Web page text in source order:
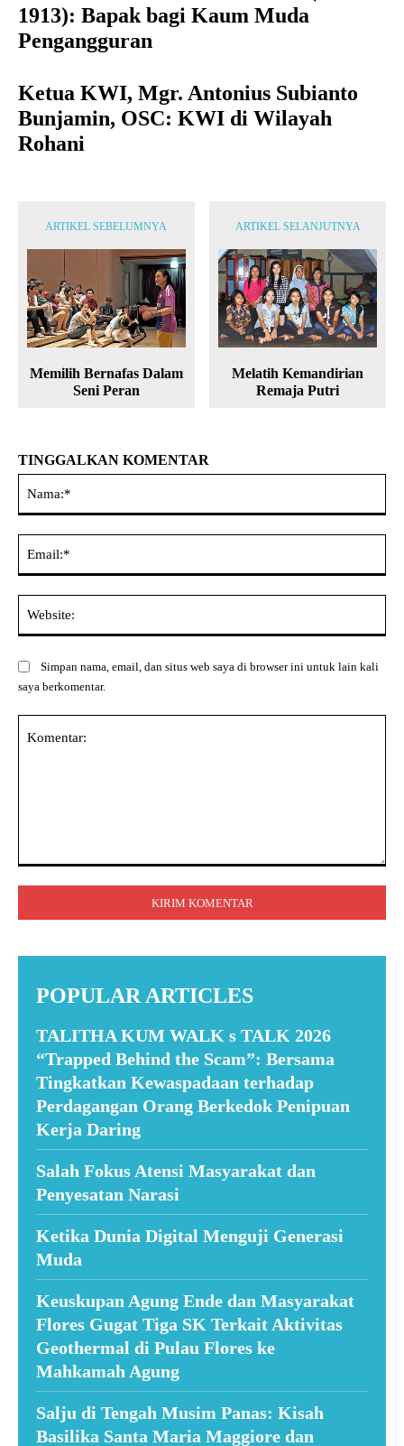
1913): Bapak bagi Kaum Muda
Pengangguran
Ketua KWI, Mgr. Antonius Subianto
Bunjamin, OSC: KWI di Wilayah
Rohani
ARTIKEL SEBELUMNYA
Memilih Bernafas Dalam
Seni Peran
ARTIKEL SELANJUTNYA
Melatih Kemandirian
Remaja Putri
TINGGALKAN KOMENTAR
Simpan nama, email, dan situs web saya di browser ini untuk lain kali
saya berkomentar.
POPULAR ARTICLES
TALITHA KUM WALK s TALK 2026
“Trapped Behind the Scam”: Bersama
Tingkatkan Kewaspadaan terhadap
Perdagangan Orang Berkedok Penipuan
Kerja Daring
Salah Fokus Atensi Masyarakat dan
Penyesatan Narasi
Ketika Dunia Digital Menguji Generasi
Muda
Keuskupan Agung Ende dan Masyarakat
Flores Gugat Tiga SK Terkait Aktivitas
Geothermal di Pulau Flores ke
Mahkamah Agung
Salju di Tengah Musim Panas: Kisah
Basilika Santa Maria Maggiore dan